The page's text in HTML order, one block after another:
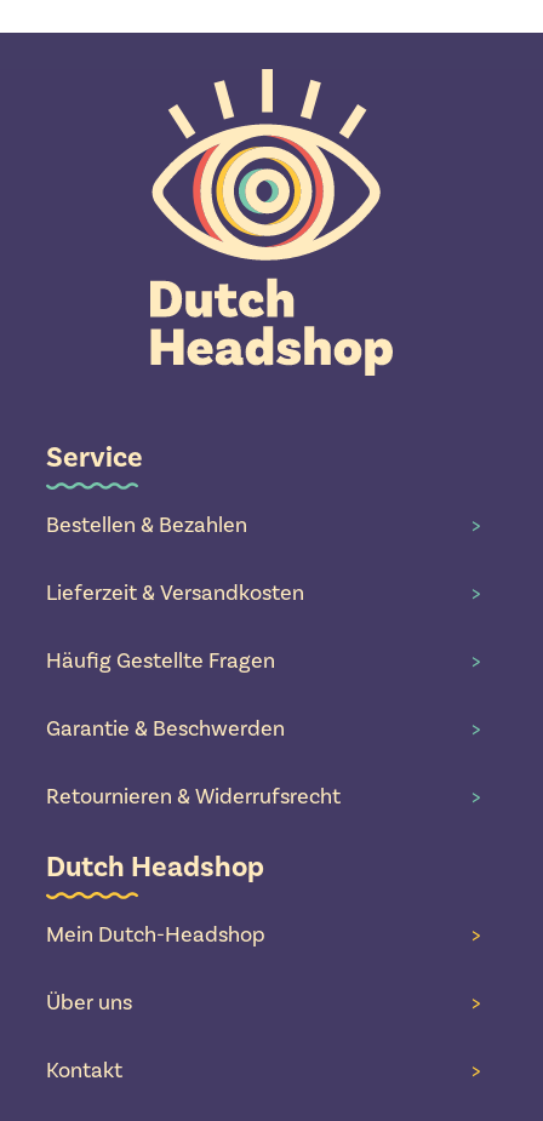
Service
Bestellen & Bezahlen >
Lieferzeit & Versandkosten >
Häufig Gestellte Fragen >
Garantie & Beschwerden >
Retournieren & Widerrufsrecht >
Dutch Headshop
Mein Dutch-Headshop >
Über uns >
Kontakt >